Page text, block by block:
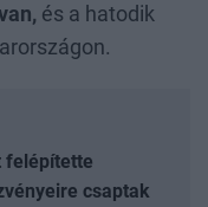
és a hatodik
felépítette
csaptak